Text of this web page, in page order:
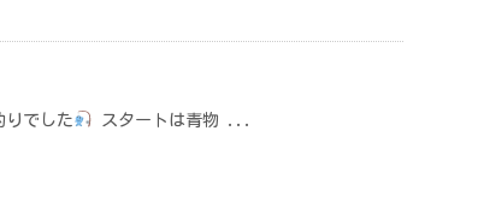
りでした スタートは青物 ...